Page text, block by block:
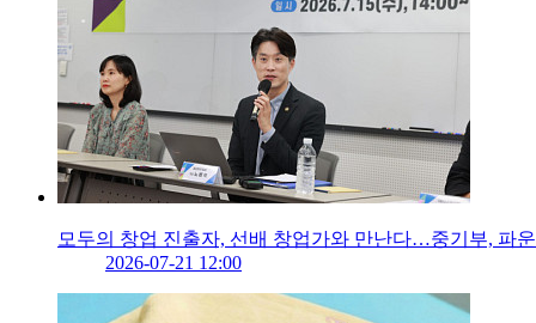
모두의 창업 진출자, 선배 창업가와 만난다…중기부, 파
2026-07-21 12:00